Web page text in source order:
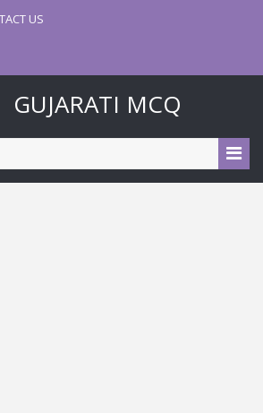
US
GUJARATI MCQ